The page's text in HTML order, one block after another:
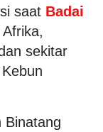
saat Badai
sekitar
Binatang